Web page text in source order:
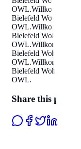
OWL.Willkommen in
Bielefeld
OWL.Willkommen in
Bielefeld
OWL.Willkommen in
Bielefeld
OWL.Willkommen in
Bielefeld
OWL.
Share this page